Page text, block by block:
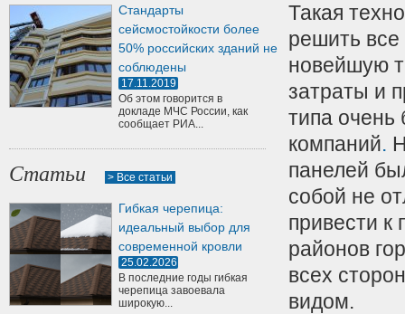
Стандарты
сейсмостойкости более
50% российских зданий не
соблюдены
17.11.2019
Об этом говорится в
докладе МЧС России, как
сообщает РИА...
Статьи > Все статьи
Гибкая черепица:
идеальный выбор для
современной кровли
25.02.2026
В последние годы гибкая
черепица завоевала
широкую...
Такая
решить
новейшую
затраты и
типа очень
компаний.
панелей
собой не
привести
районов
всех
видом.